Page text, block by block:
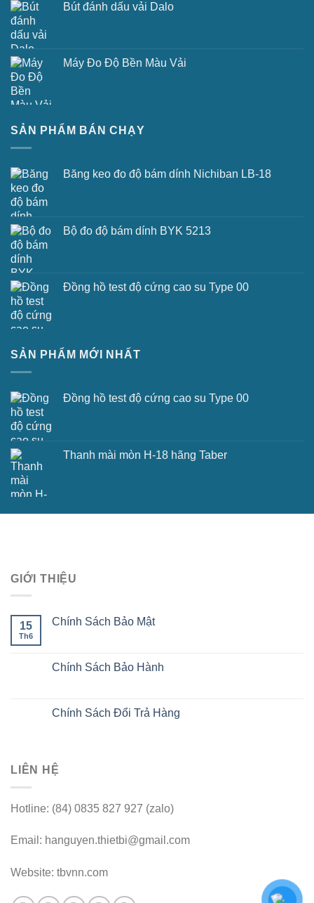
Bút đánh dấu vải Dalo
Máy Đo Độ Bền Màu Vải
SẢN PHẨM BÁN CHẠY
Băng keo đo độ bám dính Nichiban LB-18
Bộ đo độ bám dính BYK 5213
Đồng hồ test độ cứng cao su Type 00
SẢN PHẨM MỚI NHẤT
Đồng hồ test độ cứng cao su Type 00
Thanh mài mòn H-18 hãng Taber
GIỚI THIỆU
15
Th6
Chính Sách Bảo Mật
Chính Sách Bảo Hành
Chính Sách Đổi Trả Hàng
LIÊN HỆ
Hotline: (84) 0835 827 927 (zalo)
Email: hanguyen.thietbi@gmail.com
Website: tbvnn.com